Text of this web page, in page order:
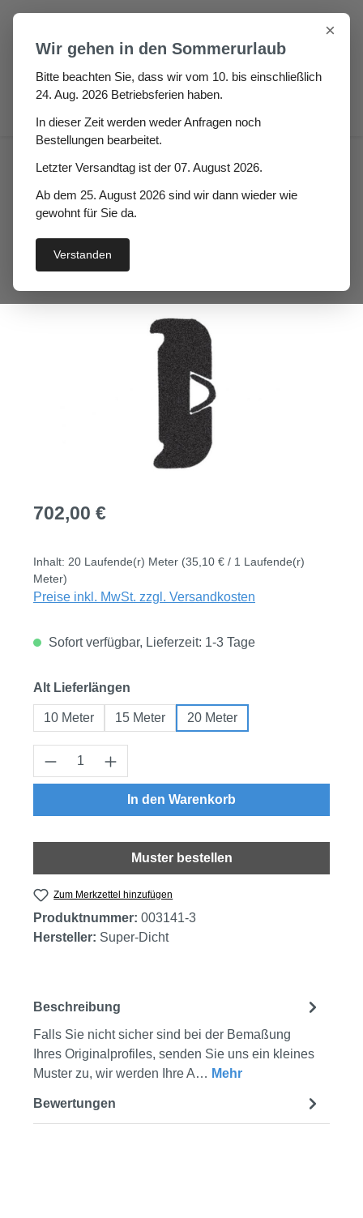
Zum Hauptinhalt springen
Auto / Wohnmobil / Boot
Boot
Kunststoffscheuerleiste
Reluga
Regulärer Preis:
702,00 €
Inhalt: 20 Laufende(r) Meter (35,10 € / 1 Laufende(r)
Meter)
Preise inkl. MwSt. zzgl. Versandkosten
Sofort verfügbar, Lieferzeit: 1-3 Tage
Alt Lieferlängen
10 Meter 15 Meter 20 Meter
Produkt Anzahl: Gib den gewünschten
In den Warenkorb
Muster bestellen
Zum Merkzettel hinzufügen
Produktnummer: 003141-3
Hersteller: Super-Dicht
Beschreibung
Falls Sie nicht sicher sind bei der Bemaßung
Ihres Originalprofiles, senden Sie uns ein kleines
Muster zu, wir werden Ihre A… Mehr
Bewertungen
×
Wir gehen in den Sommerurlaub
Bitte beachten Sie, dass wir vom 10. bis einschließlich
24. Aug. 2026 Betriebsferien haben.
In dieser Zeit werden weder Anfragen noch
Bestellungen bearbeitet.
Letzter Versandtag ist der 07. August 2026.
Ab dem 25. August 2026 sind wir dann wieder wie
gewohnt für Sie da.
Verstanden